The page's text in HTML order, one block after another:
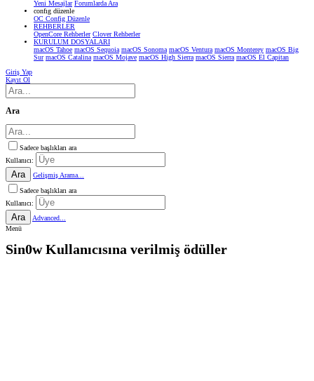
Yeni Mesajlar Forumlarda Ara
confıg düzenle
OC Config Düzenle
REHBERLER
OpenCore Rehberler Clover Rehberler
KURULUM DOSYALARI
macOS Tahoe macOS Sequoia macOS Sonoma macOS Ventura macOS Monterey macOS Big
Sur macOS Catalina macOS Mojave macOS High Sierra macOS Sierra macOS El Capitan
Giriş Yap
Kayıt Ol
Ara
Sadece başlıkları ara
Kullanıcı:
Ara
Gelişmiş Arama...
Sadece başlıkları ara
Kullanıcı:
Ara
Advanced...
Menü
Sin0w Kullanıcısına verilmiş ödüller